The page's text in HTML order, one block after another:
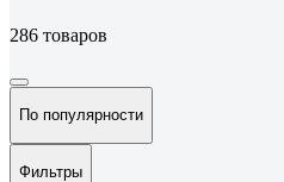
286 товаров
По популярности
Фильтры